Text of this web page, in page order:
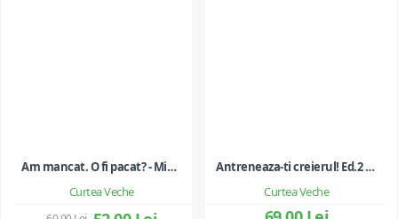
Curtea Veche
Am mancat. O fi pacat? - Mihaela Bilic
Curtea Veche
Antreneaza-ti creierul! Ed.2 - Joe Dispenza